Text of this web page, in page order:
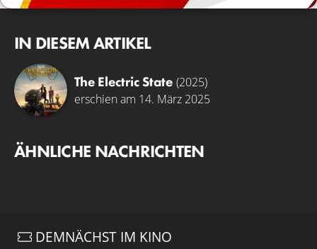
IN DIESEM ARTIKEL
The Electric State (2025)
erschien am 14. März 2025
ÄHNLICHE NACHRICHTEN
DEMNÄCHST IM KINO